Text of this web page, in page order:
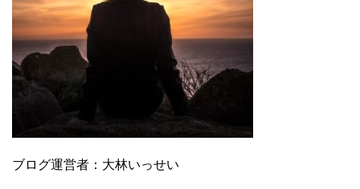
ブログ運営者：大林いっせい